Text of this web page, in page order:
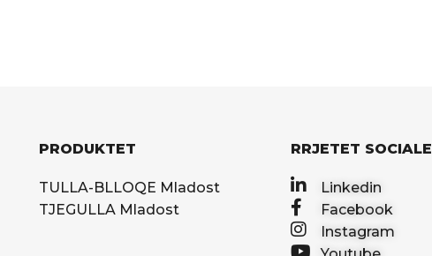
PRODUKTET
TULLA-BLLOQE Mladost
TJEGULLA Mladost
RRJETET SOCIALE
Linkedin
Facebook
Instagram